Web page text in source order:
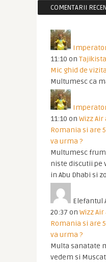
COMENTARII
11:10 on
Mic ghid de
Multumesc ca
11:10 on Wizz
Romania si are
va urma ?
Multumesc
niste discutii pe
in Abu Dhabi si
Elefantul
20:37 on Wizz
Romania si are
va urma ?
Multa sanatate
vedem si